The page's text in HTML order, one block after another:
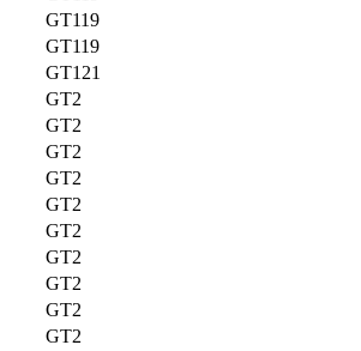
GT119
GT119
GT121
GT2
GT2
GT2
GT2
GT2
GT2
GT2
GT2
GT2
GT2